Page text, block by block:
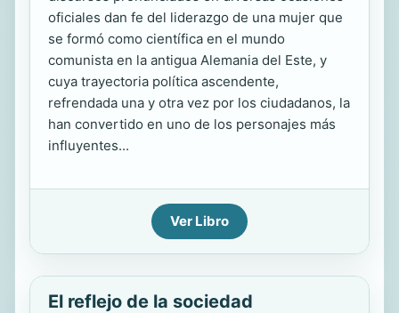
oficiales dan fe del liderazgo de una mujer que
se formó como científica en el mundo
comunista en la antigua Alemania del Este, y
cuya trayectoria política ascendente,
refrendada una y otra vez por los ciudadanos, la
han convertido en uno de los personajes más
influyentes...
Ver Libro
El reflejo de la sociedad